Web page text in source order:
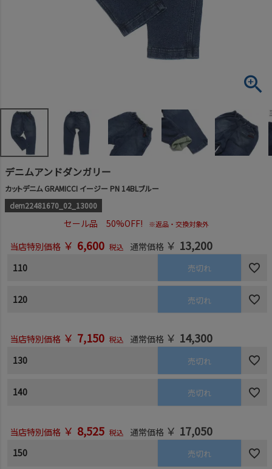
デニムアンドダンガリー
カットデニム GRAMICCI イージー PN 14BLブルー
dem22481670_02_13000
セール品 50%OFF! ※返品・交換対象外
当店特別価格 ￥ 6,600 税込 通常価格 ￥ 13,200
110 売切れ
120 売切れ
当店特別価格 ￥ 7,150 税込 通常価格 ￥ 14,300
130 売切れ
140 売切れ
当店特別価格 ￥ 8,525 税込 通常価格 ￥ 17,050
150 売切れ